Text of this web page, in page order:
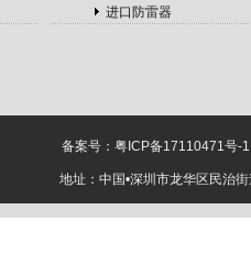
进口防雷器
备案号： 粤ICP备17110471号-1
地址：中国•深圳市龙华区民治